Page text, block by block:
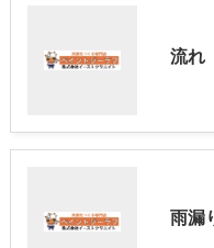
流れ
雨漏